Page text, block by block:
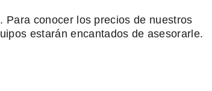
conocer los precios de nuestros
estarán encantados de asesorarle.